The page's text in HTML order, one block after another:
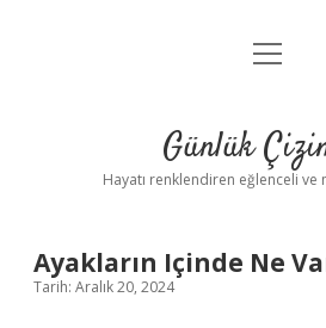
Anasayfa
Yasal Uyarı
menüyü
Günlük
Hayatı renklendiren eğlenceli ve
Ayakların Içinde Ne
Tarih: Aralık 20, 2024